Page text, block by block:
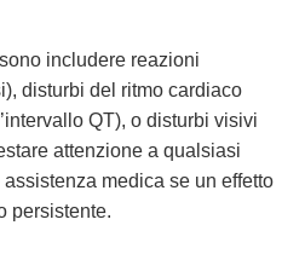
includere reazioni
disturbi del ritmo cardiaco
QT), o disturbi visivi
attenzione a qualsiasi
medica se un effetto
persistente.